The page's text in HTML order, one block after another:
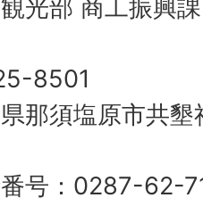
光部 商工振興
8501
那須塩原市共
号：0287-62-